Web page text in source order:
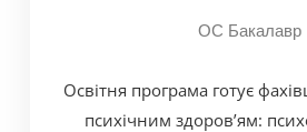
ОС Бакалавр
Освітня програма готує
психічним здоров’ям: